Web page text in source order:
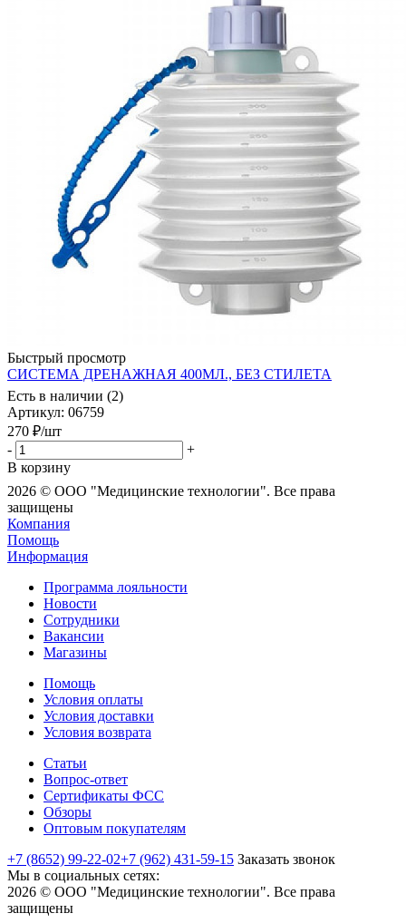
Быстрый просмотр
СИСТЕМА ДРЕНАЖНАЯ 400МЛ., БЕЗ СТИЛЕТА
Есть в наличии (2)
Артикул: 06759
270 ₽/шт
-
+
В корзину
2026 © ООО "Медицинские технологии". Все права
защищены
Компания
Помощь
Информация
Программа лояльности
Новости
Сотрудники
Вакансии
Магазины
Помощь
Условия оплаты
Условия доставки
Условия возврата
Статьи
Вопрос-ответ
Сертификаты ФСС
Обзоры
Оптовым покупателям
+7 (8652) 99-22-02+7 (962) 431-59-15 Заказать звонок
Мы в социальных сетях:
2026 © ООО "Медицинские технологии". Все права
защищены